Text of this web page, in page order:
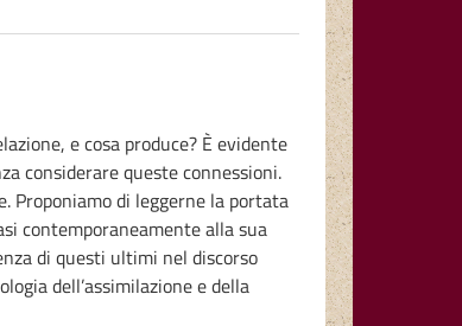
e cosa produce? È evidente
considerare queste connessioni.
Proponiamo di leggerne la portata
contemporaneamente alla sua
di questi ultimi nel discorso
dell’assimilazione e della